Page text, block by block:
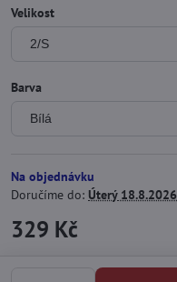
Velikost
Barva
Na objednávku
Doručíme do: Úterý18.8.2026
329 Kč